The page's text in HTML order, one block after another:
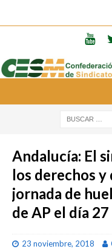
Andalucía: El
los derechos y
jornada de
de AP el día 27
23 noviembre, 2018